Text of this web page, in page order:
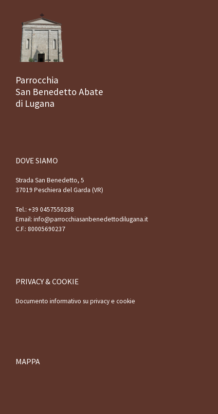
Parrocchia
San Benedetto Abate
di Lugana
DOVE SIAMO
Strada San Benedetto, 5
37019 Peschiera del Garda (VR)
Tel.: +39 0457550288
Email: info@parrocchiasanbenedettodilugana.it
C.F.: 80005690237
PRIVACY & COOKIE
Documento informativo su privacy e cookie
MAPPA